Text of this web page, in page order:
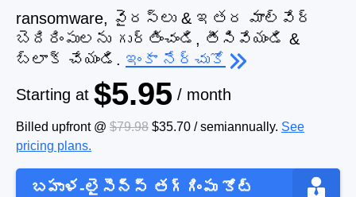
ransomware, వైరస్‌లు & ఇతర మాల్వేర్
బెదిరింపులను గుర్తించండి, తీసివేయండి &
బ్లాక్ చేయండి. ఇంకా నేర్చుకో
Starting at $5.95 / month
Billed upfront @ $79.98 $35.70 /semiannually. See
pricing plans.
బహుళ-లైసెన్స్ తగ్గింపు కోట్